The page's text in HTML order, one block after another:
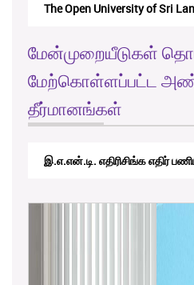
The Monetary Board of CBSL-
மேன்முறையீடுகள்
மேற்கொள்ளப்பட்ட
தீர்மானங்கள்
RTICAppeal/15/2017 -